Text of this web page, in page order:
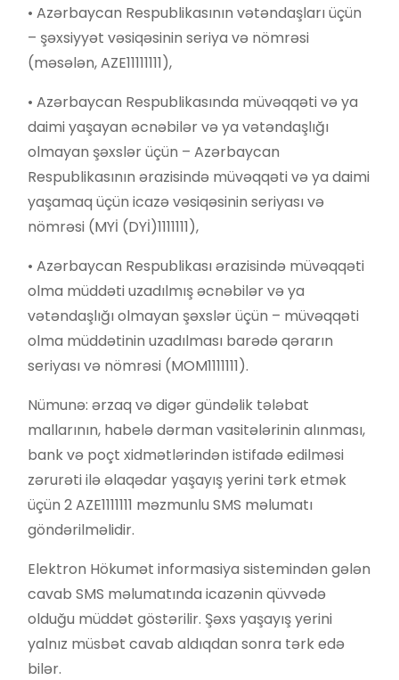
• Azərbaycan Respublikasının vətəndaşları üçün
– şəxsiyyət vəsiqəsinin seriya və nömrəsi
(məsələn, AZE11111111),
• Azərbaycan Respublikasında müvəqqəti və ya
daimi yaşayan əcnəbilər və ya vətəndaşlığı
olmayan şəxslər üçün – Azərbaycan
Respublikasının ərazisində müvəqqəti və ya daimi
yaşamaq üçün icazə vəsiqəsinin seriyası və
nömrəsi (MYİ (DYİ)1111111),
• Azərbaycan Respublikası ərazisində müvəqqəti
olma müddəti uzadılmış əcnəbilər və ya
vətəndaşlığı olmayan şəxslər üçün – müvəqqəti
olma müddətinin uzadılması barədə qərarın
seriyası və nömrəsi (MOM1111111).
Nümunə: ərzaq və digər gündəlik tələbat
mallarının, habelə dərman vasitələrinin alınması,
bank və poçt xidmətlərindən istifadə edilməsi
zərurəti ilə əlaqədar yaşayış yerini tərk etmək
üçün 2 AZE1111111 məzmunlu SMS məlumatı
göndərilməlidir.
Elektron Hökumət informasiya sistemindən gələn
cavab SMS məlumatında icazənin qüvvədə
olduğu müddət göstərilir. Şəxs yaşayış yerini
yalnız müsbət cavab aldıqdan sonra tərk edə
bilər.